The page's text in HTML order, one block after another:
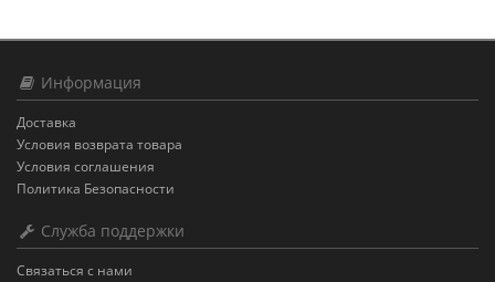
Информация
Доставка
Условия возврата товара
Условия соглашения
Политика Безопасности
Служба поддержки
Связаться с нами